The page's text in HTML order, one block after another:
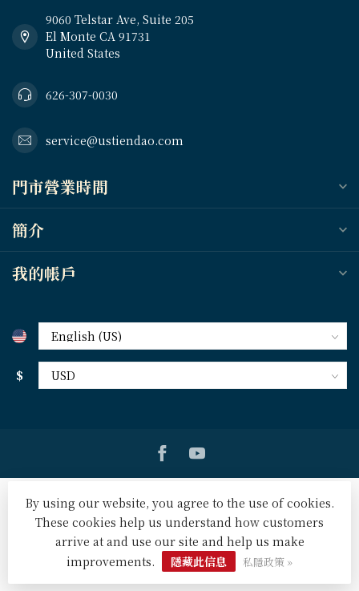
9060 Telstar Ave, Suite 205
El Monte CA 91731
United States
626-307-0030
service@ustiendao.com
門市營業時間
簡介
我的帳戶
$
© Copyright 2026 天道北美網路書房 U.S. Tien Dao Books
Powered byLightspeed- Lightspeed designbyDyvelopment
By using our website, you agree to the use of cookies.
These cookies help us understand how customers
arrive at and use our site and help us make
improvements.
隱藏此信息 私隱政策 »